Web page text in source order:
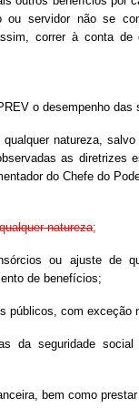
ou servidor não se
correr à conta de
o desempenho das
qualquer natureza,
as diretrizes
do Chefe do
natureza;
ou ajuste de
de benefícios;
públicos, com exceção
da seguridade
bem como